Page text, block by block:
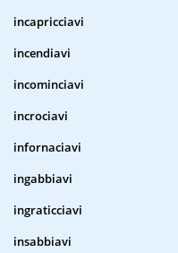
incapricciavi
incendiavi
incominciavi
incrociavi
infornaciavi
ingabbiavi
ingraticciavi
insabbiavi